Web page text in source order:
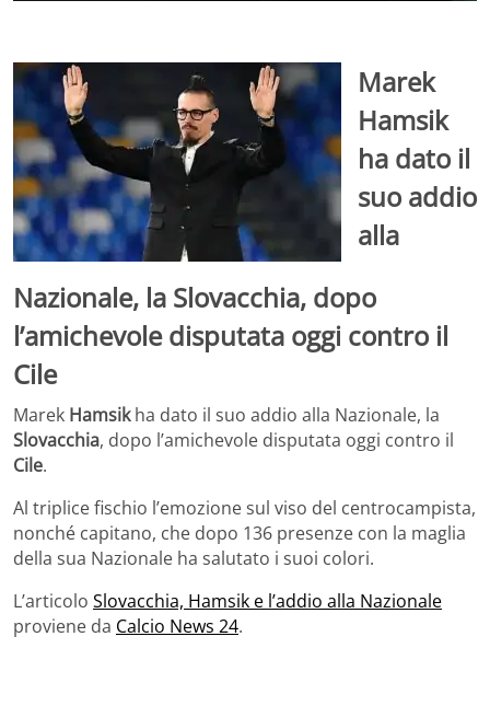
Marek
Hamsik
ha dato il
suo addio
alla
Nazionale, la Slovacchia, dopo
l’amichevole disputata oggi contro il
Cile
Marek Hamsikha dato il suo addio alla Nazionale, la
Slovacchia, dopo l’amichevole disputata oggi contro il
Cile.
Al triplice fischio l’emozione sul viso del centrocampista,
nonché capitano, che dopo 136 presenze con la maglia
della sua Nazionale ha salutato i suoi colori.
L’articolo Slovacchia, Hamsik e l’addio alla Nazionale
proviene da Calcio News 24.